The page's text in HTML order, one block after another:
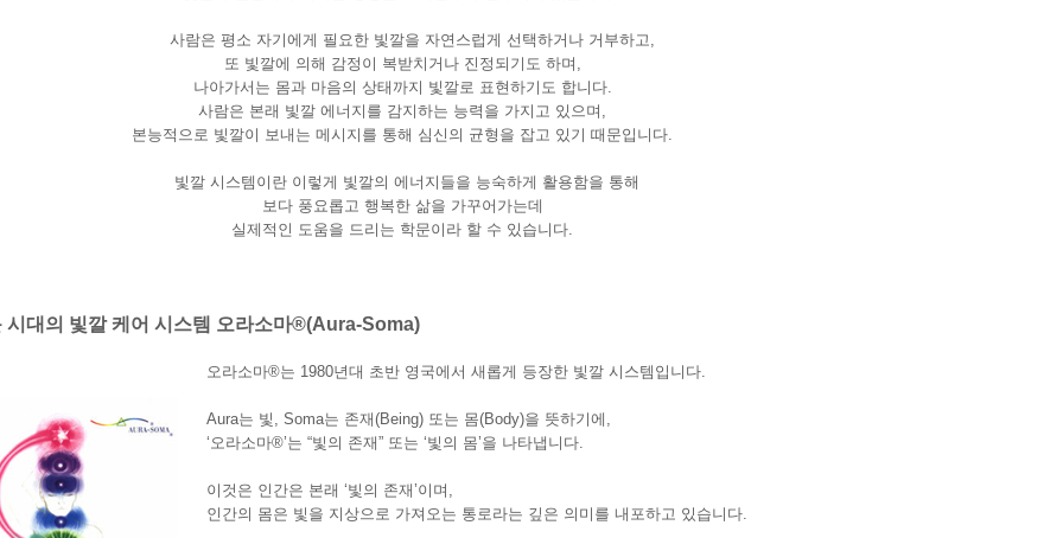
사람은 평소 자기에게 필요한 빛깔을 자연스럽게 선택하거나 거부하고,
또 빛깔에 의해 감정이 복받치거나 진정되기도 하며,
나아가서는 몸과 마음의 상태까지 빛깔로 표현하기도 합니다.
사람은 본래 빛깔 에너지를 감지하는 능력을 가지고 있으며,
본능적으로 빛깔이 보내는 메시지를 통해 심신의 균형을 잡고 있기 때문입니다.
빛깔 시스템이란 이렇게 빛깔의 에너지들을 능숙하게 활용함을 통해
보다 풍요롭고 행복한 삶을 가꾸어가는데
실제적인 도움을 드리는 학문이라 할 수 있습니다.
시대의 빛깔 케어 시스템 오라소마®(Aura-Soma)
오라소마®는 1980년대 초반 영국에서 새롭게 등장한 빛깔 시스템입니다.
Aura는 빛, Soma는 존재(Being) 또는 몸(Body)을 뜻하기에,
‘오라소마®’는 “빛의 존재” 또는 ‘빛의 몸’을 나타냅니다.
이것은 인간은 본래 ‘빛의 존재’이며,
인간의 몸은 빛을 지상으로 가져오는 통로라는 깊은 의미를 내포하고 있습니다.